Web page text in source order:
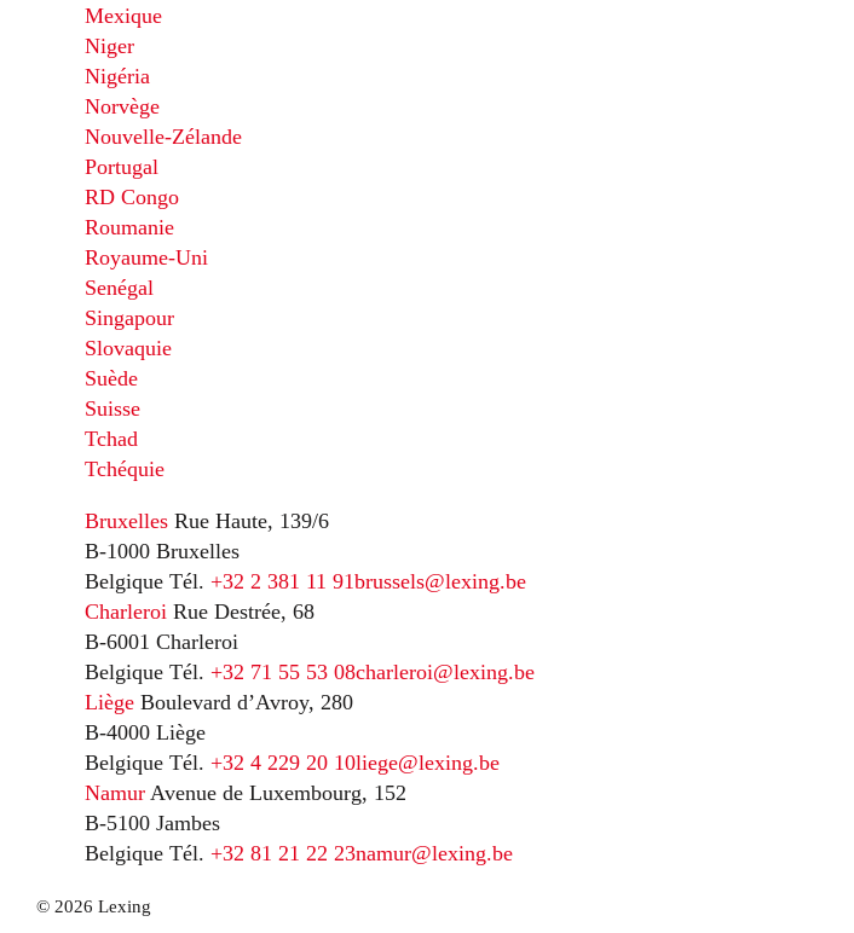
Mexique
Niger
Nigéria
Norvège
Nouvelle-Zélande
Portugal
RD Congo
Roumanie
Royaume-Uni
Senégal
Singapour
Slovaquie
Suède
Suisse
Tchad
Tchéquie
Bruxelles Rue Haute, 139/6
B-1000 Bruxelles
Belgique Tél. +32 2 381 11 91brussels@lexing.be
Charleroi Rue Destrée, 68
B-6001 Charleroi
Belgique Tél. +32 71 55 53 08charleroi@lexing.be
Liège Boulevard d’Avroy, 280
B-4000 Liège
Belgique Tél. +32 4 229 20 10liege@lexing.be
Namur Avenue de Luxembourg, 152
B-5100 Jambes
Belgique Tél. +32 81 21 22 23namur@lexing.be
© 2026 Lexing